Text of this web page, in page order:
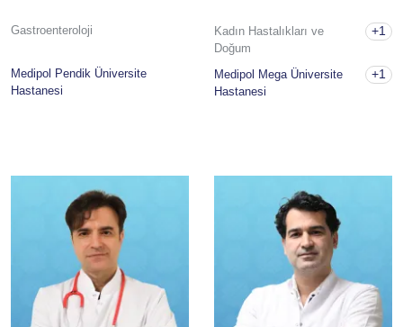
Gastroenteroloji
Medipol Pendik Üniversite
Hastanesi
Kadın Hastalıkları ve
Doğum
+1
Medipol Mega Üniversite
Hastanesi
+1